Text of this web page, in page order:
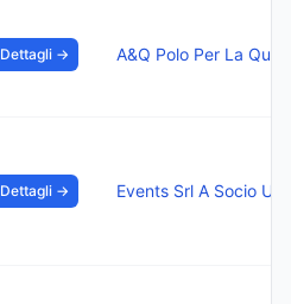
Dettagli →
Dettagli → Events Srl A Socio